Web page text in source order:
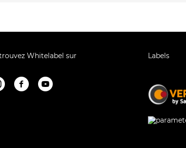
Whitelabel sur Labels